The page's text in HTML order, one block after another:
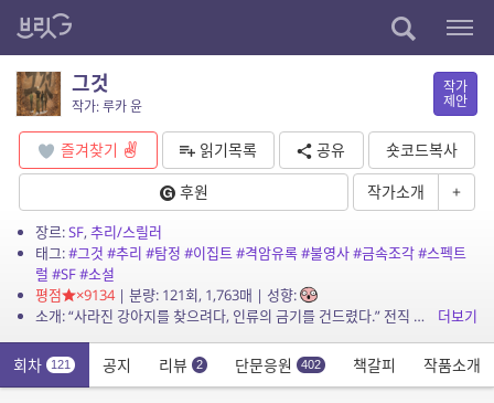
그것
작가: 루카 윤
작가
제안
즐겨찾기 읽기목록 공유
숏코드복사
후원
작가소개 +
장르:SF,추리/스릴러
태그:#그것 #추리 #탐정 #이집트#격암유록#불영사#금속조각#스펙트
럴 #SF#소설
평점
×9134| 분량: 121회, 1,763매 | 성향:
소개: “사라진 강아지를 찾으려다, 인류의 금기를 건드렸다.” 전직 형사 하진우는 실종된 웰시코기 ‘콩비’를 수색하던 중, 낙산공원에서 기이한 탄흔과 함께 정체불명의...
더보기
회차 121 공지 리뷰 2 단문응원 402 책갈피 작품소개